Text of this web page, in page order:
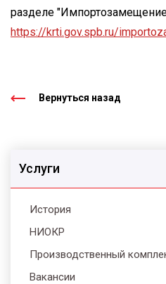
Услуги
История
НИОКР
Производственный
Вакансии
разделе
https://krti.gov.spb.ru/
Вернуться назад